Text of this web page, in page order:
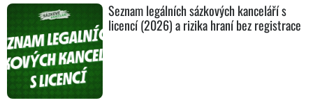
Seznam legálních sázkových kanceláří s
licencí (2026) a rizika hraní bez registrace